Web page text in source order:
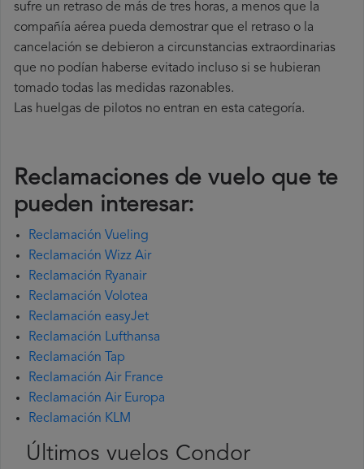
sufre un retraso de más de tres horas, a menos que la
compañía aérea pueda demostrar que el retraso o la
cancelación se debieron a circunstancias extraordinarias
que no podían haberse evitado incluso si se hubieran
tomado todas las medidas razonables.
Las huelgas de pilotos no entran en esta categoría.
Reclamaciones de vuelo que te
pueden interesar:
Reclamación Vueling
Reclamación Wizz Air
Reclamación Ryanair
Reclamación Volotea
Reclamación easyJet
Reclamación Lufthansa
Reclamación Tap
Reclamación Air France
Reclamación Air Europa
Reclamación KLM
Últimos vuelos Condor